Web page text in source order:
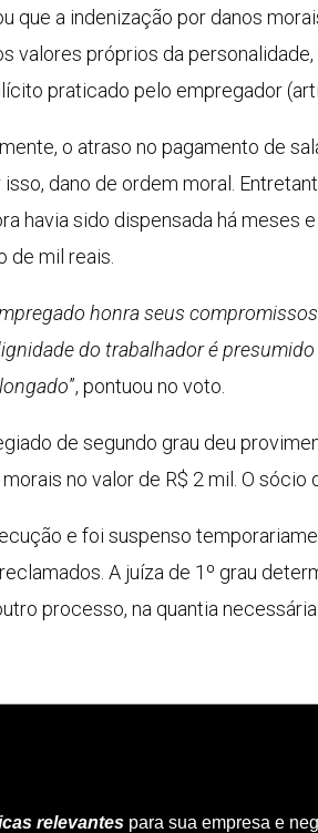
que a indenização por danos
valores próprios da
praticado pelo empregador
o atraso no pagamento de
dano de ordem moral.
havia sido dispensada há
de mil reais.
honra seus
do trabalhador é
”, pontuou no voto.
de segundo grau deu
no valor de R$ 2 mil. O
e foi suspenso
A juíza de 1º grau
processo, na quantia
relevantes para sua empresa e